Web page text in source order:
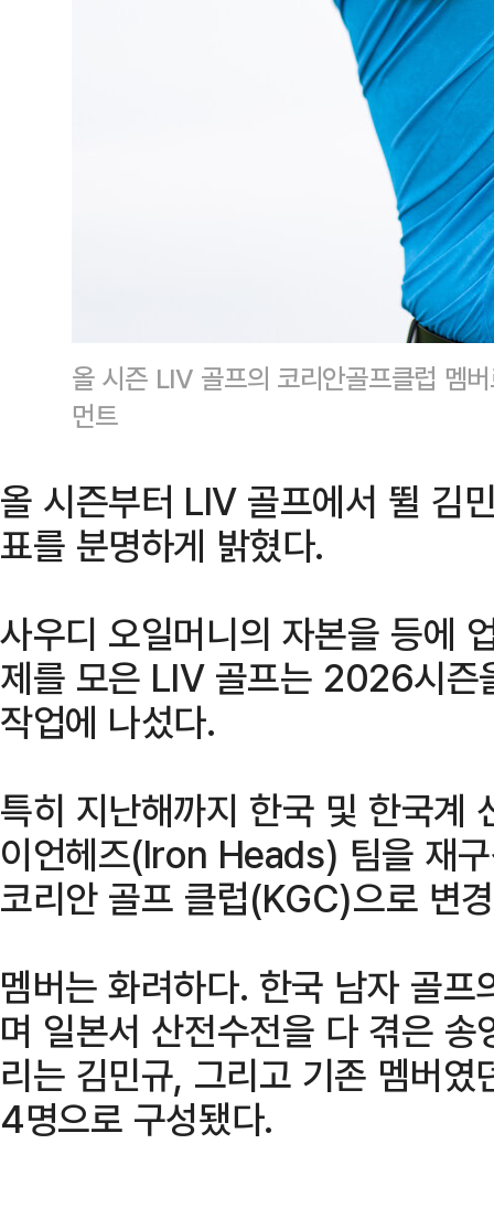
올 시즌 LIV 골프의 코리안골프클럽 멤
먼트
올 시즌부터 LIV 골프에서 뛸 김
표를 분명하게 밝혔다.
사우디 오일머니의 자본을 등에
제를 모은 LIV 골프는 2026시즌
작업에 나섰다.
특히 지난해까지 한국 및 한국계
이언헤즈(Iron Heads) 팀을 재
코리안 골프 클럽(KGC)으로 변
멤버는 화려하다. 한국 남자 골
며 일본서 산전수전을 다 겪은
리는 김민규, 그리고 기존 멤버
4명으로 구성됐다.